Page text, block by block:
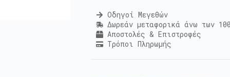
Οδηγοί Μεγεθών
Δωρεάν μεταφορικά άνω των
Αποστολές & Επιστροφές
Τρόποι Πληρωμής